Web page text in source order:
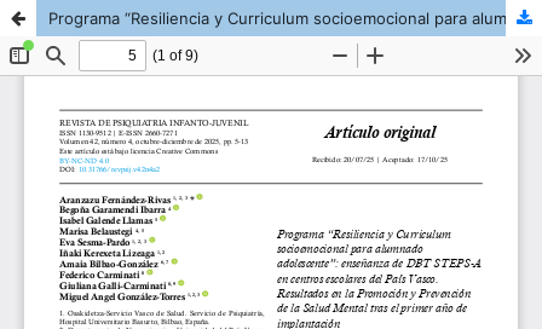
Programa “Resiliencia y Curriculum socioemocional para alumnado adolescente”: enseñanza de DBT STEPS-A en centros escolares del País Vasco. Resultados en la Promoción y Prevención de la Salud Mental tras el primer año de implantación